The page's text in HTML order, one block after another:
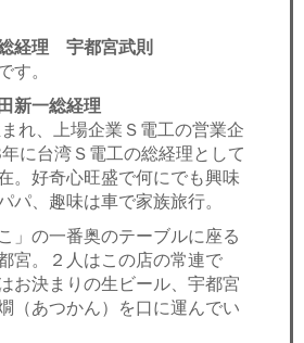
経理 宇都宮武則
す。
新一総経理
れ、上場企業Ｓ電工の営業企
に台湾Ｓ電工の総経理として
。好奇心旺盛で何にでも興味
パ、趣味は車で家族旅行。
」の一番奥のテーブルに座る
宮。２人はこの店の常連で
お決まりの生ビール、宇都宮
（あつかん）を口に運んでい